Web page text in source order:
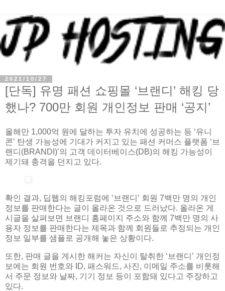
2021/10/27
[단독] 유명 패션 쇼핑몰 ‘브랜디’ 해킹 당
했나? 700만 회원 개인정보 판매 ‘공지’
올해만 1,000억 원에 달하는 투자 유치에 성공하는 등 ‘유니
콘’ 탄생 가능성에 기대가 커지고 있는 패션 커머스 플랫폼 ‘브
랜디(BRANDI)’의 고객 데이터베이스(DB)의 해킹 가능성이
제기돼 충격을 던지고 있다.
확인 결과, 딥웹의 해킹포럼에 ‘브랜디’ 회원 7백만 명의 개인
정보를 판매한다는 글이 올라온 것으로 드러났다. 올라온 게
시글을 살펴보면 브랜디 홈페이지 주소와 함께 7백만 명의 사
용자 정보를 판매한다는 제목과 함께 회원들로 추정되는 개인
정보 일부를 샘플로 공개해 놓은 상황이다.
또한, 판매 글을 게시한 해커는 자신이 탈취한 ‘브랜디’ 개인정
보에는 회원 번호와 ID, 패스워드, 사진, 이메일 주소를 비롯해
서 주문 정보와 날짜, 기기 정보 등이 포함돼 있다고 주장하고
있다.